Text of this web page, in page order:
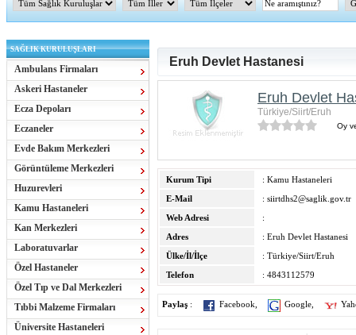
SAĞLIK KURULUŞLARI
Ambulans Firmaları
Askeri Hastaneler
Ecza Depoları
Eczaneler
Evde Bakım Merkezleri
Görüntüleme Merkezleri
Huzurevleri
Kamu Hastaneleri
Kan Merkezleri
Laboratuvarlar
Özel Hastaneler
Özel Tıp ve Dal Merkezleri
Tıbbi Malzeme Firmaları
Üniversite Hastaneleri
Eruh Devlet Hastanesi
Eruh Devlet
Türkiye/Siirt/Eruh
Oy
Kurum Tipi
: Kamu Hastaneleri
E-Mail
: siirtdhs2@saglik.gov.tr
Web Adresi
:
Adres
: Eruh Devlet Hastanesi
Ülke/İl/İlçe
: Türkiye/Siirt/Eruh
Telefon
: 4843112579
Paylaş : Facebook Google